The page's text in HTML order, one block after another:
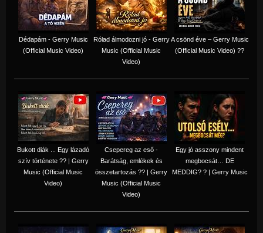
Dédapám - Gerry Music
(Official Music Video)
Rólad álmodozni jó - Gerry
Music (Official Music
Video)
A csönd éve – Gerry Music
(Official Music Video) ??
Bukott diák ... Egy lázadó
szív története ?? | Gerry
Music (Official Music
Video)
Csepereg az eső -
Barátság, emlékek és
összetartozás ?️? | Gerry
Music (Official Music
Video)
Egy jó asszony mindent
megbocsát… DE
MEDDIG? ? | Gerry Music